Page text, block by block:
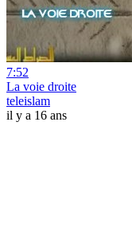
7:52
La voie droite
teleislam
il y a 16 ans